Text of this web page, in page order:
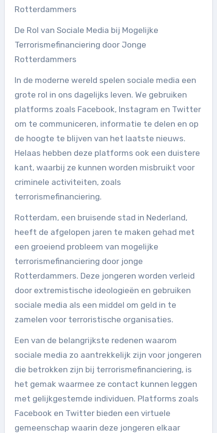
Rotterdammers
De Rol van Sociale Media bij Mogelijke
Terrorismefinanciering door Jonge
Rotterdammers
In de moderne wereld spelen sociale media een
grote rol in ons dagelijks leven. We gebruiken
platforms zoals Facebook, Instagram en Twitter
om te communiceren, informatie te delen en op
de hoogte te blijven van het laatste nieuws.
Helaas hebben deze platforms ook een duistere
kant, waarbij ze kunnen worden misbruikt voor
criminele activiteiten, zoals
terrorismefinanciering.
Rotterdam, een bruisende stad in Nederland,
heeft de afgelopen jaren te maken gehad met
een groeiend probleem van mogelijke
terrorismefinanciering door jonge
Rotterdammers. Deze jongeren worden verleid
door extremistische ideologieën en gebruiken
sociale media als een middel om geld in te
zamelen voor terroristische organisaties.
Een van de belangrijkste redenen waarom
sociale media zo aantrekkelijk zijn voor jongeren
die betrokken zijn bij terrorismefinanciering, is
het gemak waarmee ze contact kunnen leggen
met gelijkgestemde individuen. Platforms zoals
Facebook en Twitter bieden een virtuele
gemeenschap waarin deze jongeren elkaar